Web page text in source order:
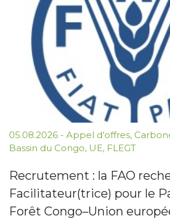
05.08.2026 - Appel d’offres,
Bassin du Congo, UE, FLEGT
Recrutement : la FAO
Facilitateur(trice) pour le
Forêt Congo–Union